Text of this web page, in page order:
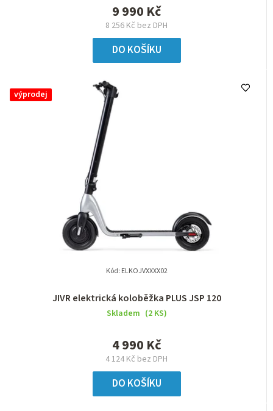
8 256 Kč bez DPH
9 990 Kč
DO KOŠÍKU
výprodej
JIVR elektrická koloběžka PLUS JSP 120
Skladem (2 KS)
4 124 Kč bez DPH
4 990 Kč
DO KOŠÍKU
Kód: ELKOJVXXXX02